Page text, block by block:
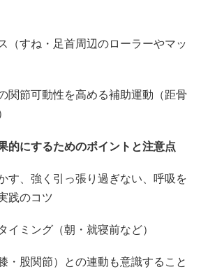
（すね・足首周辺のローラーやマッ
関節可動性を高める補助運動（距骨
的にするためのポイントと注意点
す、強く引っ張り過ぎない、呼吸を
践のコツ
イミング（朝・就寝前など）
・股関節）との連動も意識すること